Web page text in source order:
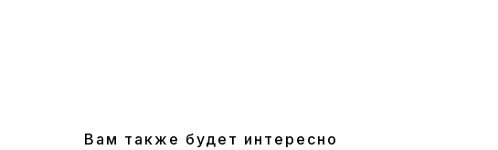
Вам также будет интересно